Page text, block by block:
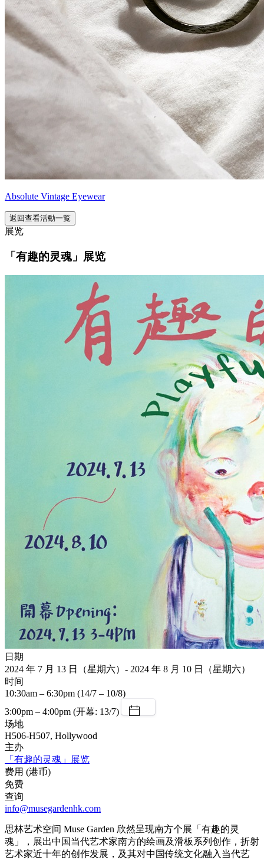
Absolute Vintage Eyewear
返回查看活動一覧
展览
「有趣的灵魂」展览
日期
2024 年 7 月 13 日（星期六）- 2024 年 8 月 10 日（星期六）
时间
10:30am – 6:30pm (14/7 – 10/8)
3:00pm – 4:00pm (开幕: 13/7)
场地
H506-H507, Hollywood
主办
「有趣的灵魂」展览
费用 (港币)
免费
查询
info@musegardenhk.com
思林艺术空间 Muse Garden 欣然呈现南⽅个展「有趣的灵
魂」，展出中国当代艺术家南⽅的绘画及滑板系列创作，折射
艺术家近⼗年的创作发展，及其对中国传统⽂化融⼊当代艺